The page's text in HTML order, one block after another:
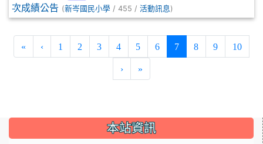
次成績公告 (新岑國民小學 / 455 / 活動訊息 )
« ‹ 1 2 3 4 5 6 7(current)
8 9 10
› »
::: 本站資訊